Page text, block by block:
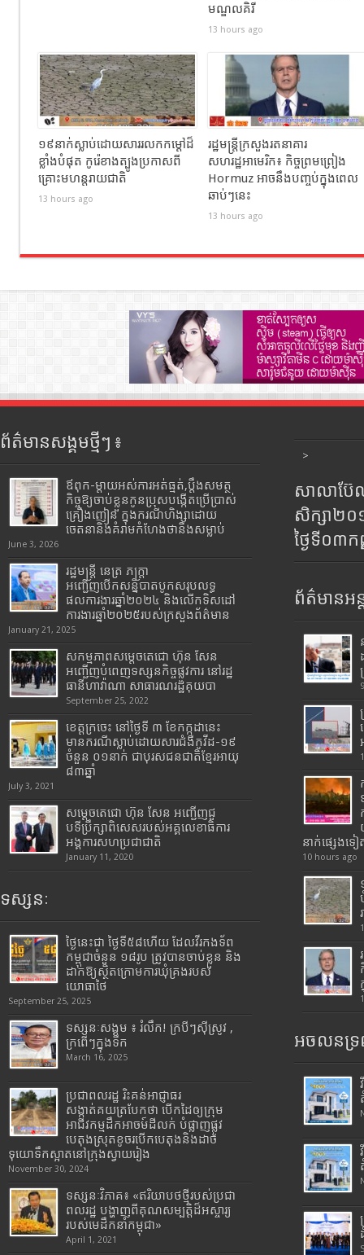
មណ្ឌលគិរី
13 hours ago
១៩នាក់ស្លាប់ដោយសាររលកកម្ដៅដ៏
ខ្លាំងបំផុត កូរ៉េខាងត្បូងប្រកាសពី
គ្រោះមហន្តរាយជាតិ
13 hours ago
រដ្ឋមន្ត្រីក្រសួងរតនាគារ
សហរដ្ឋអាមេរិក៖ កិច្ចព្រមព្រៀង
Hormuz អាចនឹងបញ្ចប់ក្នុងពេល
ឆាប់ៗនេះ
13 hours ago
ព័ត៌មានសង្គមថ្មីៗ ៖
ឪពុក-ម្ដាយអស់ការអត់ធ្មត់,ប្ដឹងសមត្ថ
កិច្ចឱ្យចាប់ខ្លួនកូនប្រុសបង្កើតប្រើប្រាស់
គ្រឿងញៀន ក្នុងករណីហិង្សាដោយ
ចេតនានិងគំរាមកំហែងថានឹងសម្លាប់
June 3, 2026
រដ្ឋមន្រ្តី​ នេត្រ​ ភក្ត្រា​
អញ្ជើញបើកសន្និបាតបូកសរុបលទ្ធ
ផលការងារឆ្នាំ២០២៤ និងលើកទិសដៅ
ការងារឆ្នាំ២០២៥របស់​ក្រសួង​ព័ត៌មាន​
January 21, 2025
សកម្មភាពសម្តេចតេជោ ហ៊ុន សែន
អញ្ជើញបំពេញទស្សនកិច្ចផ្លូវការ នៅរដ្ឋ
ធានីហាវ៉ាណា សាធារណរដ្ឋគុយបា
September 25, 2022
ខេត្តក្រចេះ នៅថ្ងៃទី ៣ ខែកក្កដានេះ
មានករណីស្លាប់ដោយសារជំងឺកូវីដ-១៩
ចំនួន ០១នាក់ ជាបុរសជនជាតិខ្មែរអាយុ
៨៣ឆ្នាំ
July 3, 2021
សម្តេចតេជោ ហ៊ុន សែន អញ្ជើញជួ
បទីប្រឹក្សាពិសេសរបស់អគ្គលេខាធិការ
អង្គការសហប្រជាជាតិ
January 11, 2020
ទស្សនៈ
ថ្ងៃនេះជា ថ្ងៃទី៥៨ហើយ ដែលវីរកងទ័ព
កម្ពុជាចំនួន ១៨រូប ត្រូវបានចាប់ខ្លួន និង
ដាក់ឱ្យស្ថិតក្រោមការឃុំគ្រងរបស់
យោធាថៃ
September 25, 2025
ទស្សនៈសង្គម ៖ រំលឹក! ក្របីៗស៊ីស្រូវ ,
ក្រពើៗក្នុងទឹក
March 16, 2025
ប្រជាពលរដ្ឋ រិះគន់អាជ្ញាធរ
សង្កាត់គយត្របែកថា បើកដៃឲ្យក្រុម
អាជីវកម្មដឹកអាចម៍ដីលក់ បំផ្លាញផ្លូវ
បេតុងស្រុតខូចរបើកបេតុងនិងដាច់
ទុយោទឹកស្អាតនៅក្រុងស្វាយរៀង
November 30, 2024
ទស្សនៈវិភាគ៖ «ឥរិយាបថថ្មីរបស់ប្រជា
ពលរដ្ឋ បង្ហាញពីគុណសម្បត្តិដ៏អស្ចារ្យ
របស់មេដឹកនាំកម្ពុជា»
April 1, 2021
>
សាលាប៊ែ
សិក្សា២
ថ្ងៃទី០៣
ព័ត៌មានអន្
នាក់ផ្សេងទ
10 hours ago
អចលនទ្រ